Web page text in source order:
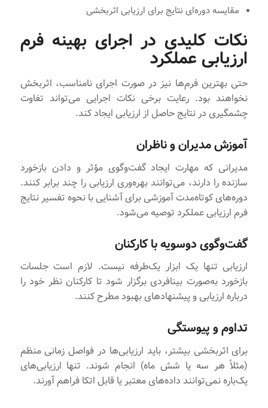
مقایسه دوره‌ای نتایج برای ارزیابی اثربخشی
نکات کلیدی در اجرای بهینه فرم
ارزیابی عملکرد
حتی بهترین فرم‌ها نیز در صورت اجرای نامناسب، اثربخش
نخواهند بود. رعایت برخی نکات اجرایی می‌تواند تفاوت
چشمگیری در نتایج حاصل از ارزیابی ایجاد کند.
آموزش مدیران و ناظران
مدیرانی که مهارت ایجاد گفت‌وگوی مؤثر و دادن بازخورد
سازنده را دارند، می‌توانند بهره‌وری ارزیابی را چند برابر کنند.
دوره‌های کوتاه‌مدت آموزشی برای آشنایی با نحوه تفسیر نتایج
فرم ارزیابی عملکرد توصیه می‌شود.
گفت‌وگوی دوسویه با کارکنان
ارزیابی تنها یک ابزار یک‌طرفه نیست. لازم است جلسات
بازخورد به‌صورت بینافردی برگزار شود تا کارکنان نظر خود را
درباره ارزیابی و پیشنهادهای بهبود مطرح کنند.
تداوم و پیوستگی
برای اثربخشی بیشتر، باید ارزیابی‌ها در فواصل زمانی منظم
(مثلاً هر سه یا شش ماه) انجام شوند. تنها ارزیابی‌های
یک‌باره نمی‌توانند داده‌های معتبر یا قابل اتکا فراهم آورند.